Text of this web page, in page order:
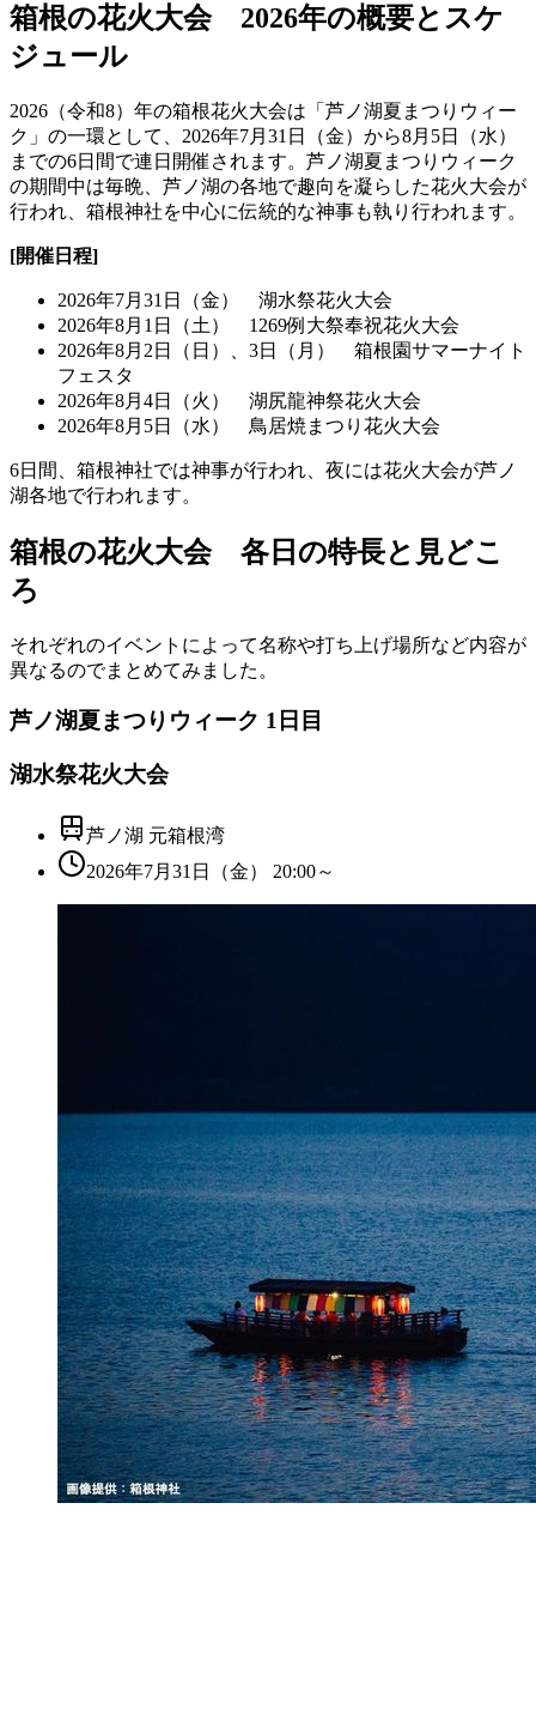
箱根の花火大会 2026年の概要とスケ
ジュール
2026（令和8）年の箱根花火大会は「芦ノ湖夏まつりウィー
ク」の一環として、2026年7月31日（金）から8月5日（水）
までの6日間で連日開催されます。芦ノ湖夏まつりウィーク
の期間中は毎晩、芦ノ湖の各地で趣向を凝らした花火大会が
行われ、箱根神社を中心に伝統的な神事も執り行われます。
[開催日程]
2026年7月31日（金） 湖水祭花火大会
2026年8月1日（土） 1269例大祭奉祝花火大会
2026年8月2日（日）、3日（月） 箱根園サマーナイト
フェスタ
2026年8月4日（火） 湖尻龍神祭花火大会
2026年8月5日（水） 鳥居焼まつり花火大会
6日間、箱根神社では神事が行われ、夜には花火大会が芦ノ
湖各地で行われます。
箱根の花火大会 各日の特長と見どこ
ろ
それぞれのイベントによって名称や打ち上げ場所など内容が
異なるのでまとめてみました。
芦ノ湖夏まつりウィーク 1日目
湖水祭花火大会
芦ノ湖 元箱根湾
2026年7月31日（金） 20:00～